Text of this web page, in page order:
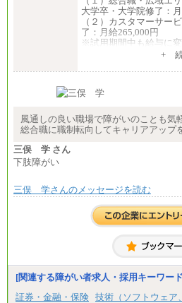
大学卒・大学院修了：
（２）カスタマーサ
了：月給265,000円
※試用期間中も給与に変
+ 続
風通しの良い職場で障がいのことも気
総合職に職制転向してキャリアアップ
三俣 学 さん
下肢障がい
三俣 学さんのメッセージを読む
[関連する障がい者求人・採用キーワー
証券・金融・保険 技術（ソフトウェア